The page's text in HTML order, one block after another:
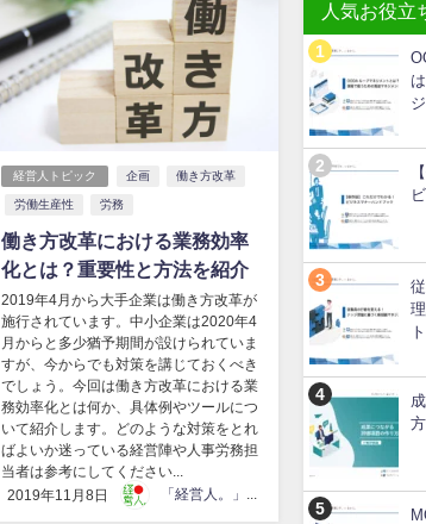
経営人トピック 企画 働き方改革
労働生産性 労務
働き方改革における業務効率
化とは？重要性と方法を紹介
2019年4月から大手企業は働き方改革が
施行されています。中小企業は2020年4
月からと多少猶予期間が設けられていま
すが、今からでも対策を講じておくべき
でしょう。今回は働き方改革における業
務効率化とは何か、具体例やツールにつ
いて紹介します。どのような対策をとれ
ばよいか迷っている経営陣や人事労務担
当者は参考にしてください...
2019年11月8日
人気お役立
ト